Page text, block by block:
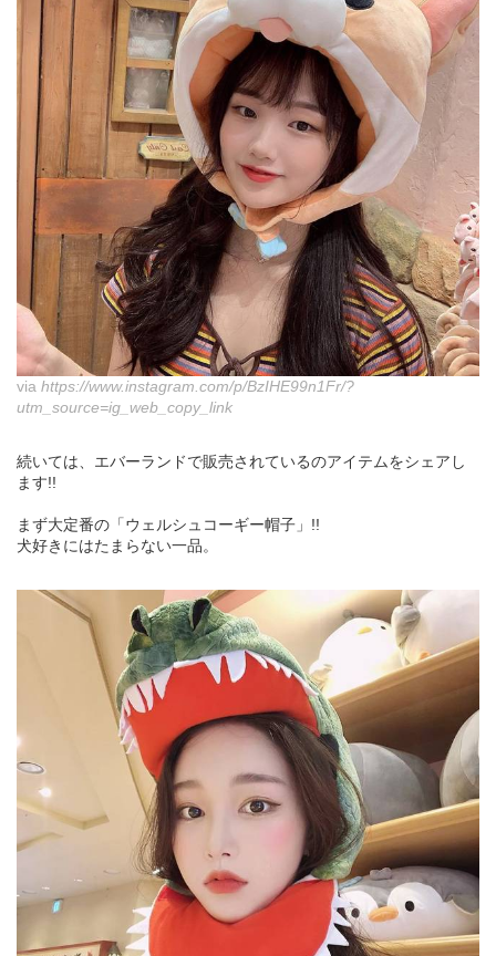
via https://www.instagram.com/p/BzIHE99n1Fr/?
utm_source=ig_web_copy_link
続いては、エバーランドで販売されているのアイテムをシェアし
ます!!
まず大定番の「ウェルシュコーギー帽子」!!
犬好きにはたまらない一品。